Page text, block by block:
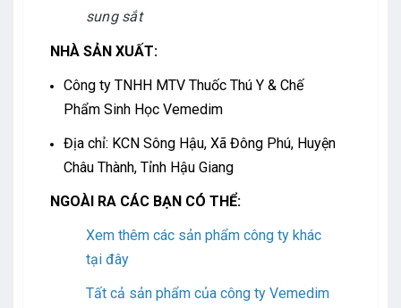
sung sắt
NHÀ SẢN XUẤT:
Công ty TNHH MTV Thuốc Thú Y & Chế
Phẩm Sinh Học Vemedim
Địa chỉ: KCN Sông Hậu, Xã Đông Phú, Huyện
Châu Thành, Tỉnh Hậu Giang
NGOÀI RA CÁC BẠN CÓ THỂ:
Xem thêm các sản phẩm công ty khác
tại đây
Tất cả sản phẩm của công ty Vemedim